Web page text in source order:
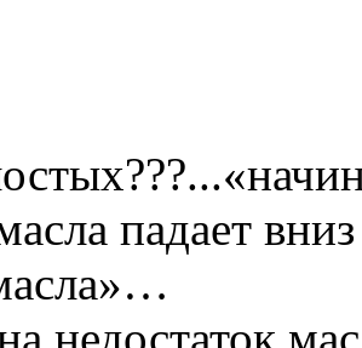
падает